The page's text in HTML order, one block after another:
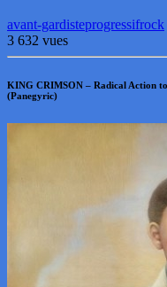
avant-gardisteprogressifrock
3 632 vues
KING CRIMSON – Radical Action
(Panegyric)